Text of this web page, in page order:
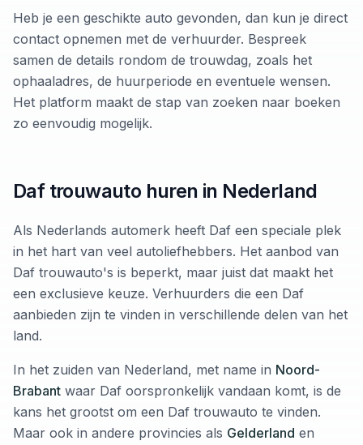
Heb je een geschikte auto gevonden, dan kun je direct
contact opnemen met de verhuurder. Bespreek
samen de details rondom de trouwdag, zoals het
ophaaladres, de huurperiode en eventuele wensen.
Het platform maakt de stap van zoeken naar boeken
zo eenvoudig mogelijk.
Daf trouwauto huren in Nederland
Als Nederlands automerk heeft Daf een speciale plek
in het hart van veel autoliefhebbers. Het aanbod van
Daf trouwauto's is beperkt, maar juist dat maakt het
een exclusieve keuze. Verhuurders die een Daf
aanbieden zijn te vinden in verschillende delen van het
land.
In het zuiden van Nederland, met name in Noord-
Brabant waar Daf oorspronkelijk vandaan komt, is de
kans het grootst om een Daf trouwauto te vinden.
Maar ook in andere provincies als Gelderland en